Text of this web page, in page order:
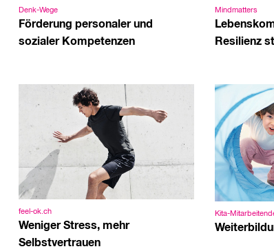
Denk-Wege
Förderung personaler und
sozialer Kompetenzen
Mindmatters
Resilienz
feel-ok.ch
Weniger Stress, mehr
Selbstvertrauen
Kita-